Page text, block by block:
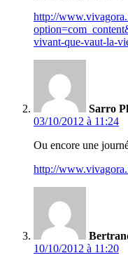
http://
vivant-que-vaut-la-
Sarro
03/10/2012 à 11:24
Ou encore une
http://
10/10/2012 à 11:20